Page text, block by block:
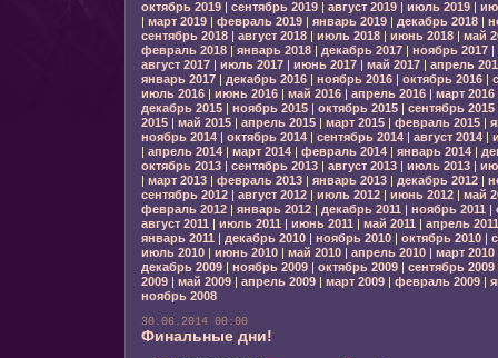
октябрь 2019| сентябрь 2019| август 2019| июль 2019|
| март 2019| февраль 2019| январь 2019| декабрь 2018|
сентябрь 2018| август 2018| июль 2018| июнь 2018| май
февраль 2018| январь 2018| декабрь 2017| ноябрь 2017|
август 2017| июль 2017| июнь 2017| май 2017| апрель
январь 2017| декабрь 2016| ноябрь 2016| октябрь 2016|
июль 2016| июнь 2016| май 2016| апрель 2016| март 2016
декабрь 2015| ноябрь 2015| октябрь 2015| сентябрь 2015
2015| май 2015| апрель 2015| март 2015| февраль 2015|
ноябрь 2014| октябрь 2014| сентябрь 2014| август 2014|
| апрель 2014| март 2014| февраль 2014| январь 2014|
октябрь 2013| сентябрь 2013| август 2013| июль 2013|
| март 2013| февраль 2013| январь 2013| декабрь 2012|
сентябрь 2012| август 2012| июль 2012| июнь 2012| май
февраль 2012| январь 2012| декабрь 2011 | ноябрь 2011 |
август 2011 | июль 2011 | июнь 2011 | май 2011 | апрель 2011
январь 2011 | декабрь 2010| ноябрь 2010| октябрь 2010|
июль 2010| июнь 2010| май 2010| апрель 2010| март 2010
декабрь 2009| ноябрь 2009| октябрь 2009| сентябрь 2009
2009| май 2009| апрель 2009| март 2009| февраль 2009|
ноябрь 2008
30.06.2014 00:00
Финальные дни!